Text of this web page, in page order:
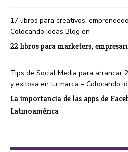
17 libros para creativos,
Colocando Ideas Blog en
22 libros para marketers,
Tips de Social Media para arrancar
y exitosa en tu marca – Colocando
La importancia de las apps de
Latinoamérica